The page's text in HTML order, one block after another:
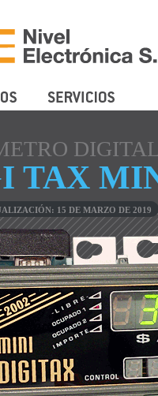
Servicios
DIGITAL
TAX
15 DE MARZO DE 2019